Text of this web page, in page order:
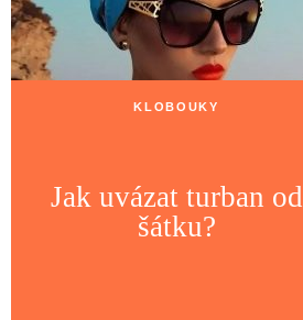
KLOBOUKY
Jak uvázat turban od
šátku?